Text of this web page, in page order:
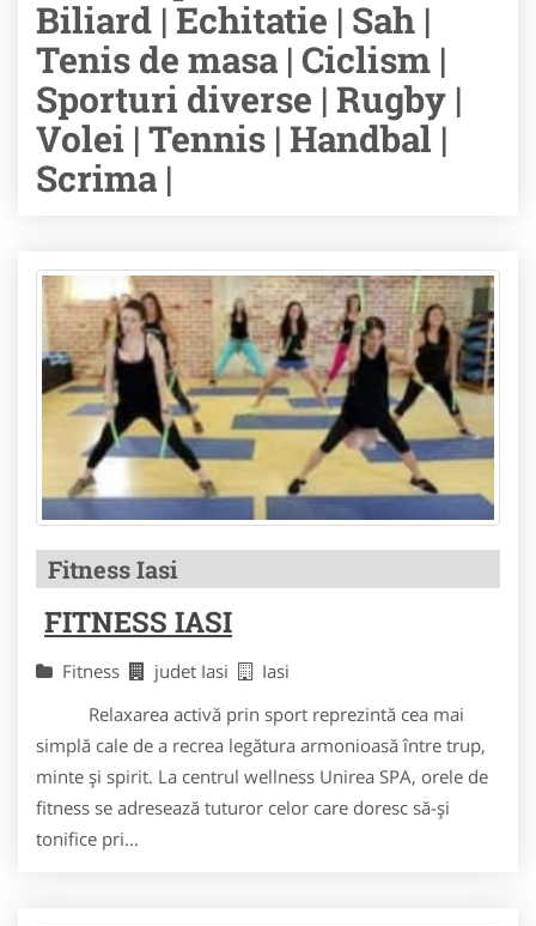
Biliard | Echitatie | Sah |
Tenis de masa | Ciclism |
Sporturi diverse | Rugby |
Volei | Tennis | Handbal |
Scrima |
Fitness Iasi
FITNESS IASI
Fitness judet Iasi
Iasi
Relaxarea activă prin sport reprezintă cea mai
simplă cale de a recrea legătura armonioasă între trup,
minte și spirit. La centrul wellness Unirea SPA, orele de
fitness se adresează tuturor celor care doresc să-și
tonifice pri...